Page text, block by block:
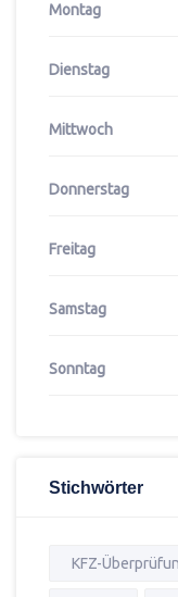
Montag
Dienstag
Mittwoch
Donnerstag
Freitag
Samstag
Sonntag
Stichwörter
KFZ-